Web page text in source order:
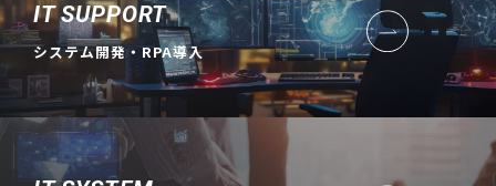
IT SUPPORT
システム開発・RPA導入